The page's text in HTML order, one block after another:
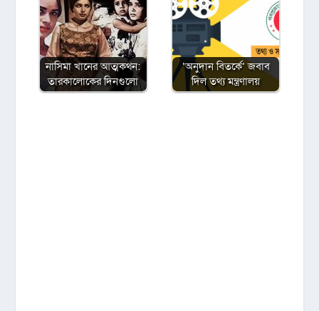
নাসিমা খানের আত্মকথন:
তারকালোকের দিনগুলো
‘অনুদান বিতর্কে’ জবাব
দিল তথ্য মন্ত্রণালয়